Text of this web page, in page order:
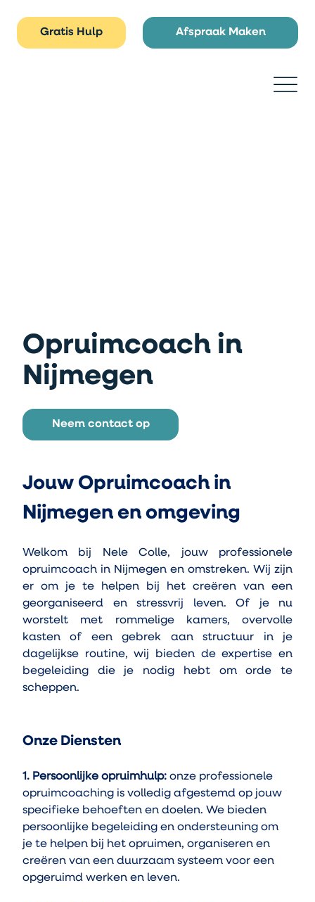
Gratis Hulp Afspraak Maken
Opruimcoach in
Nijmegen
Neem contact op
Jouw Opruimcoach in
Nijmegen en omgeving
Welkom bij Nele Colle, jouw professionele
opruimcoach in Nijmegen en omstreken. Wij zijn
er om je te helpen bij het creëren van een
georganiseerd en stressvrij leven. Of je nu
worstelt met rommelige kamers, overvolle
kasten of een gebrek aan structuur in je
dagelijkse routine, wij bieden de expertise en
begeleiding die je nodig hebt om orde te
scheppen.
Onze Diensten
1. Persoonlijke opruimhulp: onze professionele
opruimcoaching is volledig afgestemd op jouw
specifieke behoeften en doelen. We bieden
persoonlijke begeleiding en ondersteuning om
je te helpen bij het opruimen, organiseren en
creëren van een duurzaam systeem voor een
opgeruimd werken en leven.